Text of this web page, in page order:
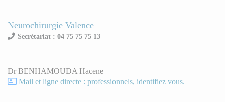
Neurochirurgie Valence
Secrétariat : 04 75 75 75 13
Dr BENHAMOUDA Hacene
Mail et ligne directe : professionnels, identifiez vous.